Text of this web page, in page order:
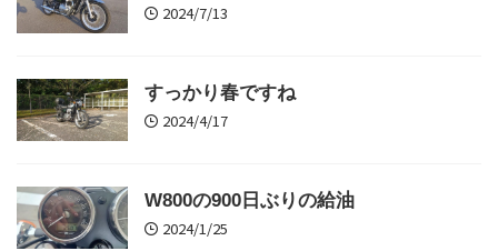
2024/7/13
すっかり春ですね
2024/4/17
W800の900日ぶりの給油
2024/1/25